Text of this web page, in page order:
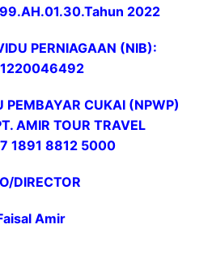
2022
PERNIAGAAN (NIB):
PEMBAYAR CUKAI (NPWP)
AMIR TOUR TRAVEL
1891 8812 5000
DIRECTOR
Amir